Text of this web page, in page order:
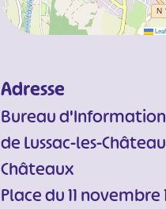
Adresse
Bureau
de Lussac-les-
Châteaux
Place du 11 novembre